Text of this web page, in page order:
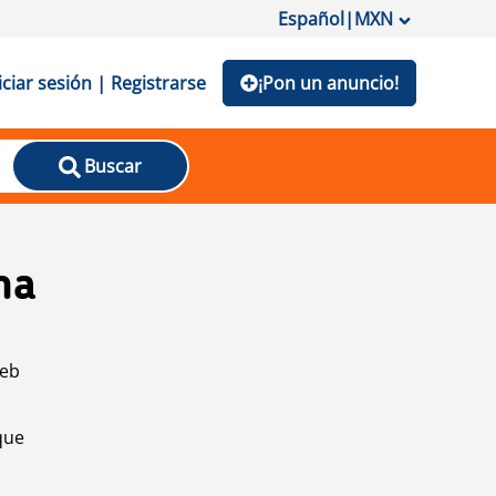
Español|MXN
sesión | Registrarse ¡Pon un anuncio!
Buscar